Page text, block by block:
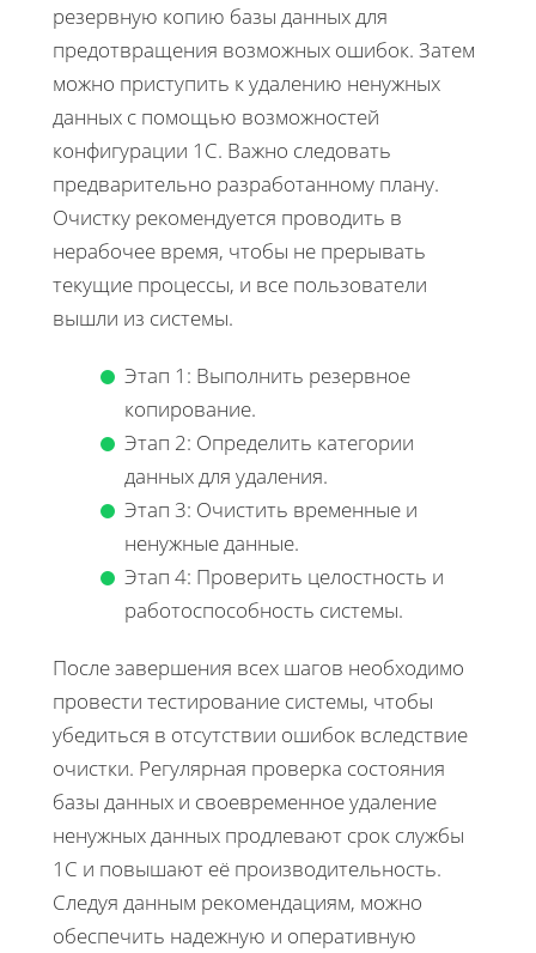
резервную копию базы данных для
предотвращения возможных ошибок. Затем
можно приступить к удалению ненужных
данных с помощью возможностей
конфигурации 1С. Важно следовать
предварительно разработанному плану.
Очистку рекомендуется проводить в
нерабочее время, чтобы не прерывать
текущие процессы, и все пользователи
вышли из системы.
Этап 1: Выполнить резервное
копирование.
Этап 2: Определить категории
данных для удаления.
Этап 3: Очистить временные и
ненужные данные.
Этап 4: Проверить целостность и
работоспособность системы.
После завершения всех шагов необходимо
провести тестирование системы, чтобы
убедиться в отсутствии ошибок вследствие
очистки. Регулярная проверка состояния
базы данных и своевременное удаление
ненужных данных продлевают срок службы
1С и повышают её производительность.
Следуя данным рекомендациям, можно
обеспечить надежную и оперативную